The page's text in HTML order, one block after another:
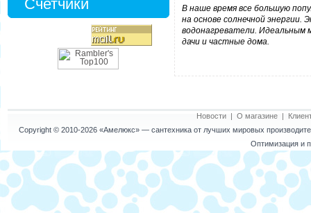
Счетчики
В наше время все большую
на основе солнечной
водонагреватели. Идеальным
дачи и частные дома.
Новости| О магазине|
Copyright © 2010-2026 «Амелюкс»— сантехника от лучших мировых
Оптимизация и